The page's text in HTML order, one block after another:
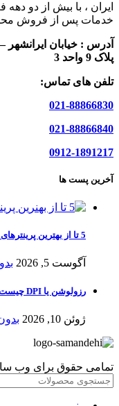
ایران ، با بیش از دو
خدمات پس از فروش
آدرس : خیابان ایرانشهر
پلاک 9 واحد 3
تلفن های تماس:
021-88866830
021-88866840
0912-1891217
آخرین پست ها
5 تا از بهترین پرینترهای hp سال 2026
آگوست 5, 2026
رزولوشن یا DPI چیست؟
ژوئن 10, 2026
تمامی حقوق برای وب